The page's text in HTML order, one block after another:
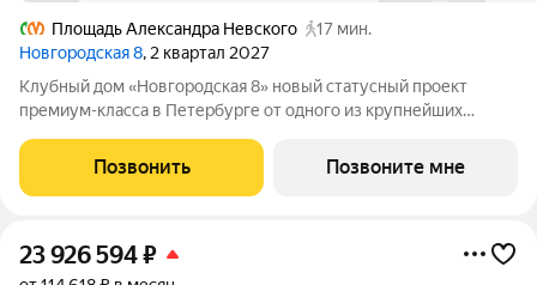
Площадь Александра Невского
17 мин.
Новгородская 8, 2 квартал 2027
Клубный дом «Новгородская 8» новый статусный проект
премиум-класса в Петербурге от одного из крупнейших
Новгородской улице в районе со сложившейся
инфраструктурой, в непосредственной близости
Позвонить Позвоните мне
23 926 594₽